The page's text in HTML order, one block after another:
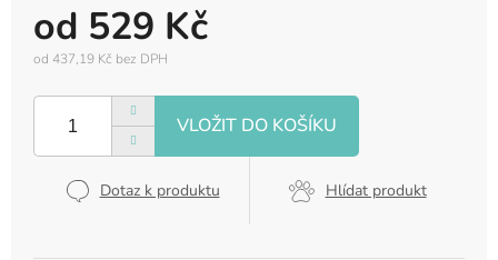
od 529 Kč
od 437,19 Kč bez DPH
cena:
Dotaz k produktu Hlídat produkt